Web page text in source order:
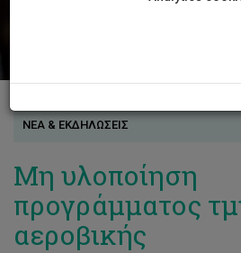
ΝΕΑ & ΕΚΔΗΛΩΣΕΙΣ
Μη υλοποίηση
προγράμματος
αεροβικής